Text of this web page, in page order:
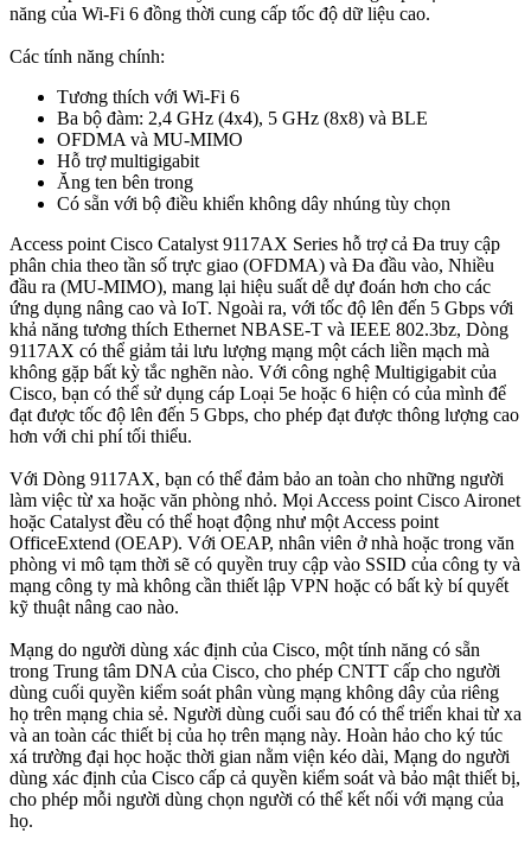
năng của Wi-Fi 6 đồng thời cung cấp tốc độ dữ liệu cao.
Các tính năng chính:
Tương thích với Wi-Fi 6
Ba bộ đàm: 2,4 GHz (4x4), 5 GHz (8x8) và BLE
OFDMA và MU-MIMO
Hỗ trợ multigigabit
Ăng ten bên trong
Có sẵn với bộ điều khiển không dây nhúng tùy chọn
Access point Cisco Catalyst 9117AX Series hỗ trợ cả Đa truy cập
phân chia theo tần số trực giao (OFDMA) và Đa đầu vào, Nhiều
đầu ra (MU-MIMO), mang lại hiệu suất dễ dự đoán hơn cho các
ứng dụng nâng cao và IoT. Ngoài ra, với tốc độ lên đến 5 Gbps với
khả năng tương thích Ethernet NBASE-T và IEEE 802.3bz, Dòng
9117AX có thể giảm tải lưu lượng mạng một cách liền mạch mà
không gặp bất kỳ tắc nghẽn nào. Với công nghệ Multigigabit của
Cisco, bạn có thể sử dụng cáp Loại 5e hoặc 6 hiện có của mình để
đạt được tốc độ lên đến 5 Gbps, cho phép đạt được thông lượng cao
hơn với chi phí tối thiểu.
Với Dòng 9117AX, bạn có thể đảm bảo an toàn cho những người
làm việc từ xa hoặc văn phòng nhỏ. Mọi Access point Cisco Aironet
hoặc Catalyst đều có thể hoạt động như một Access point
OfficeExtend (OEAP). Với OEAP, nhân viên ở nhà hoặc trong văn
phòng vi mô tạm thời sẽ có quyền truy cập vào SSID của công ty và
mạng công ty mà không cần thiết lập VPN hoặc có bất kỳ bí quyết
kỹ thuật nâng cao nào.
Mạng do người dùng xác định của Cisco, một tính năng có sẵn
trong Trung tâm DNA của Cisco, cho phép CNTT cấp cho người
dùng cuối quyền kiểm soát phân vùng mạng không dây của riêng
họ trên mạng chia sẻ. Người dùng cuối sau đó có thể triển khai từ xa
và an toàn các thiết bị của họ trên mạng này. Hoàn hảo cho ký túc
xá trường đại học hoặc thời gian nằm viện kéo dài, Mạng do người
dùng xác định của Cisco cấp cả quyền kiểm soát và bảo mật thiết bị,
cho phép mỗi người dùng chọn người có thể kết nối với mạng của
họ.